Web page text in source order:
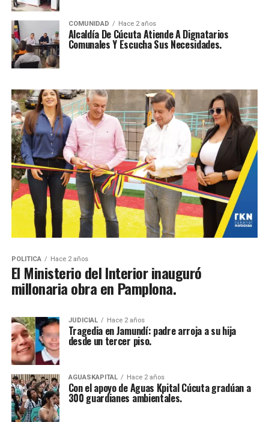
COMUNIDAD Hace 2 años
Alcaldía De Cúcuta Atiende A Dignatarios
Comunales Y Escucha Sus Necesidades.
POLITICA Hace 2 años
El Ministerio del Interior inauguró
millonaria obra en Pamplona.
JUDICIAL Hace 2 años
Tragedia en Jamundí: padre arroja a su hija
desde un tercer piso.
AGUASKAPITAL Hace 2 años
Con el apoyo de Aguas Kpital Cúcuta gradúan a
300 guardianes ambientales.